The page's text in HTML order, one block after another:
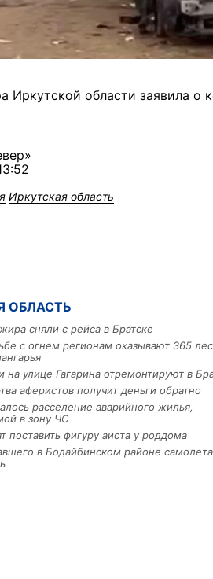
Иркутской области заявила о
Иркутская область
ОБЛАСТЬ
сняли с рейса в Братске
с огнем регионам оказывают 365
на улице Гагарина отремонтируют в
аферистов получит деньги обратно
расселение аварийного жилья,
в зону ЧС
поставить фигуру аиста у роддома
в Бодайбинском районе самолета